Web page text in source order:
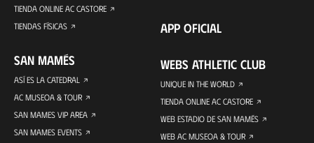
TIENDA ONLINE AC CASTORE
TIENDAS FÍSICAS
SAN MAMÉS
ASÍ ES LA CATEDRAL
AC MUSEOA & TOUR
SAN MAMES VIP AREA
SAN MAMES EVENTS
APP OFICIAL
WEBS ATHLETIC CLUB
UNIQUE IN THE WORLD
TIENDA ONLINE AC CASTORE
WEB ESTADIO DE SAN MAMÉS
WEB AC MUSEOA & TOUR